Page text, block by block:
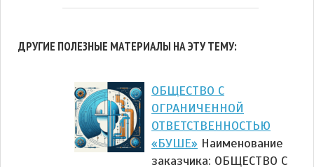
ДРУГИЕ ПОЛЕЗНЫЕ МАТЕРИАЛЫ НА ЭТУ ТЕМУ:
ОБЩЕСТВО С
ОГРАНИЧЕННОЙ
ОТВЕТСТВЕННОСТЬЮ
«БУШЕ» Наименование
заказчика: ОБЩЕСТВО С